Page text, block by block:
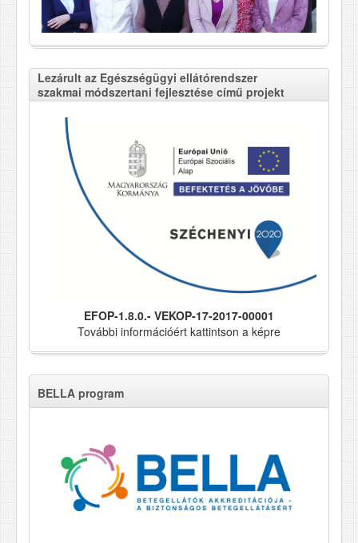
Lezárult az Egészségügyi ellátórendszer
szakmai módszertani fejlesztése című projekt
EFOP-1.8.0.- VEKOP-17-2017-00001
További információért kattintson a képre
BELLA program